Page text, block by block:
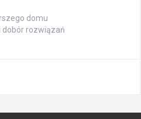
domu
rozwiązań